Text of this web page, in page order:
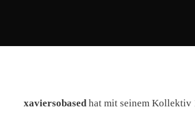
xaviersobasedhat mit seinem Kollektiv